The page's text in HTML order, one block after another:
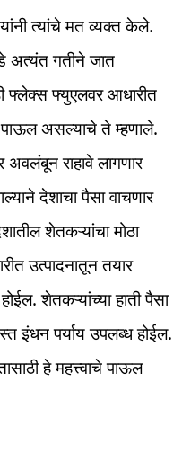
त्यांचे मत व्यक्त केले.
अत्यंत गतीने जात
फ्लेक्स फ्युएलवर आधारीत
असल्याचे ते म्हणाले.
अवलंबून राहावे लागणार
देशाचा पैसा वाचणार
शेतकऱ्यांचा मोठा
उत्पादनातून तयार
शेतकऱ्यांच्या हाती पैसा
इंधन पर्याय उपलब्ध होईल.
हे महत्त्वाचे पाऊल